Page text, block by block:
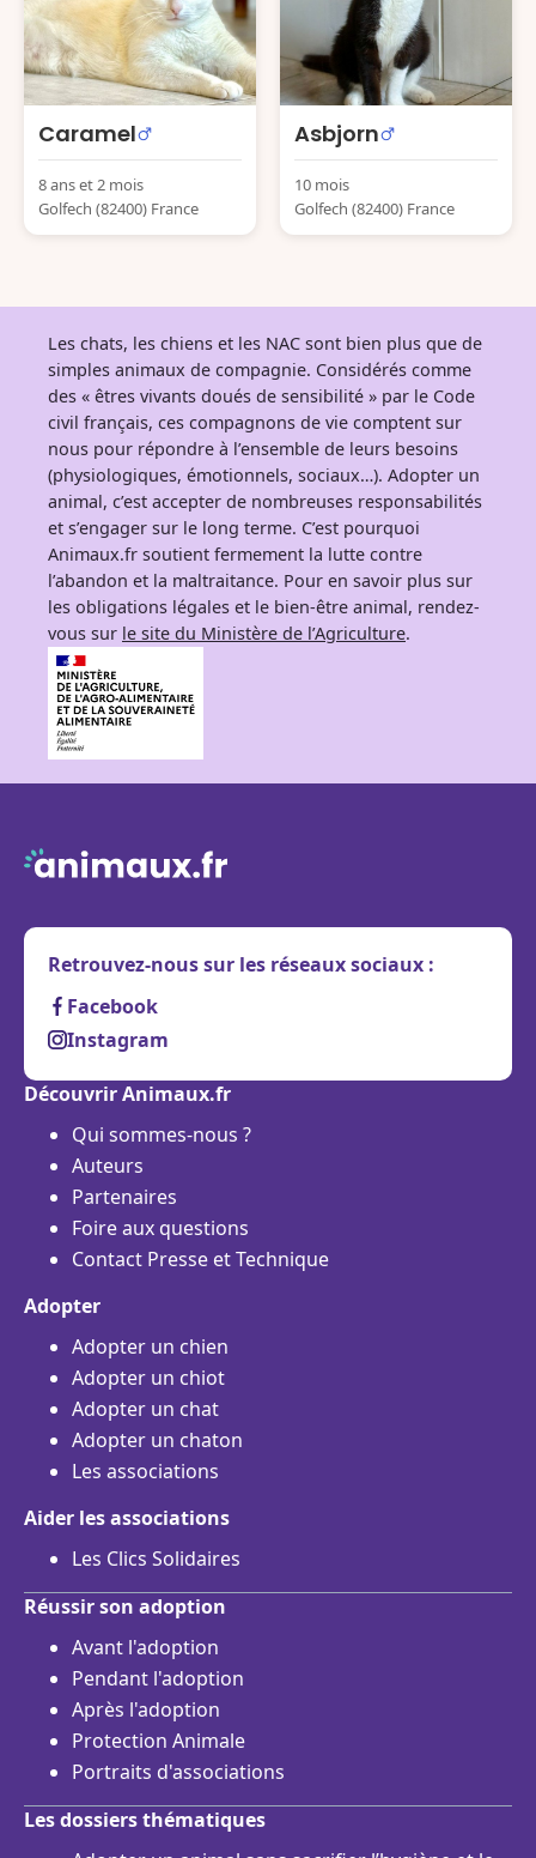
Caramel
8 ans et 2 mois
Golfech (82400) France
Asbjorn
10 mois
Golfech (82400) France
Les chats, les chiens et les NAC sont bien plus que de
simples animaux de compagnie. Considérés comme
des « êtres vivants doués de sensibilité » par le Code
civil français, ces compagnons de vie comptent sur
nous pour répondre à l’ensemble de leurs besoins
(physiologiques, émotionnels, sociaux…). Adopter un
animal, c’est accepter de nombreuses responsabilités
et s’engager sur le long terme. C’est pourquoi
Animaux.fr soutient fermement la lutte contre
l’abandon et la maltraitance. Pour en savoir plus sur
les obligations légales et le bien-être animal, rendez-
vous sur le site du Ministère de l’Agriculture.
Retrouvez-nous sur les réseaux sociaux :
Facebook
Instagram
Découvrir Animaux.fr
Qui sommes-nous ?
Auteurs
Partenaires
Foire aux questions
Contact Presse et Technique
Adopter
Adopter un chien
Adopter un chiot
Adopter un chat
Adopter un chaton
Les associations
Aider les associations
Les Clics Solidaires
Réussir son adoption
Avant l'adoption
Pendant l'adoption
Après l'adoption
Protection Animale
Portraits d'associations
Les dossiers thématiques